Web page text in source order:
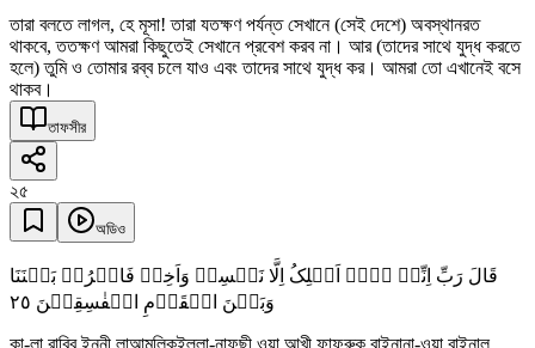
তারা বলতে লাগল, হে মূসা! তারা যতক্ষণ পর্যন্ত সেখানে (সেই দেশে) অবস্থানরত
থাকবে, ততক্ষণ আমরা কিছুতেই সেখানে প্রবেশ করব না। আর (তাদের সাথে যুদ্ধ করতে
হলে) তুমি ও তোমার রব্ব চলে যাও এবং তাদের সাথে যুদ্ধ কর। আমরা তো এখানেই বসে
থাকব।
তাফসীর
২৫
অডিও
قَالَ رَبِّ اِنِّیۡ لَاۤ اَمۡلِکُ اِلَّا نَفۡسِیۡ وَاَخِیۡ فَافۡرُقۡ بَیۡنَنَا
وَبَیۡنَ الۡقَوۡمِ الۡفٰسِقِیۡنَ ٢٥
কা-লা রাব্বি ইন্নী লাআমলিকুইল্লা-নাফছী ওয়া আখী ফাফরুক বাইনানা-ওয়া বাইনাল